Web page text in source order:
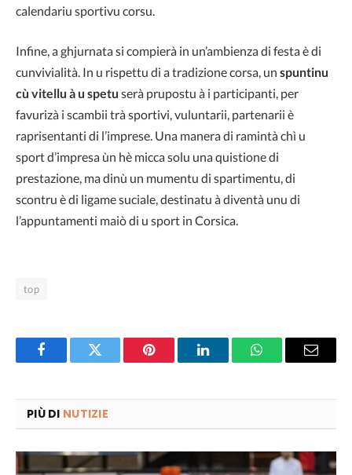
calendariu sportivu corsu.
Infine, a ghjurnata si compierà in un’ambienza di festa è di
cunvivialità. In u rispettu di a tradizione corsa, un spuntinu
cù vitellu à u spetu serà prupostu à i participanti, per
favurizà i scambii trà sportivi, vuluntarii, partenarii è
raprisentanti di l’imprese. Una manera di ramintà chì u
sport d’impresa ùn hè micca solu una quistione di
prestazione, ma dinù un mumentu di spartimentu, di
scontru è di ligame suciale, destinatu à diventà unu di
l’appuntamenti maiò di u sport in Corsica.
top
FacebookTwitter Pinterest LinkedInWhatsAppEmail
PIÙ DI NUTIZIE